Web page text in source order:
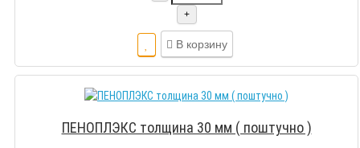
+
В корзину
ПЕНОПЛЭКС толщина 30 мм ( поштучно )